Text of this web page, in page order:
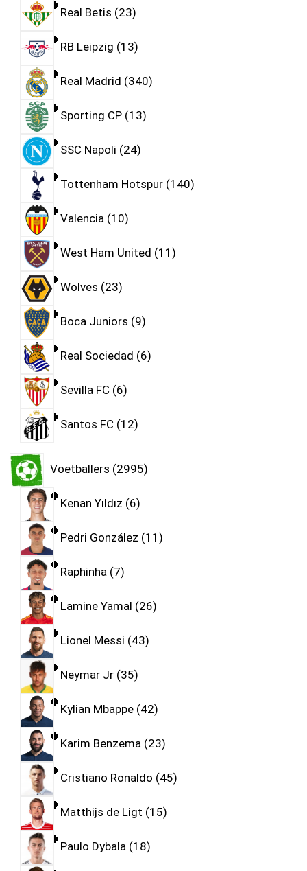
Real Betis 23
RB Leipzig 13
Real Madrid 340
Sporting CP 13
SSC Napoli 24
Tottenham Hotspur 140
Valencia 10
West Ham United 11
Wolves 23
Boca Juniors 9
Real Sociedad 6
Sevilla FC 6
Santos FC 12
Voetballers 2995
Kenan Yıldız 6
Pedri González 11
Raphinha 7
Lamine Yamal 26
Lionel Messi 43
Neymar Jr 35
Kylian Mbappe 42
Karim Benzema 23
Cristiano Ronaldo 45
Matthijs de Ligt 15
Paulo Dybala 18